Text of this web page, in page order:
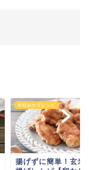
米粉おかずレシピ
揚げずに簡単！玄米